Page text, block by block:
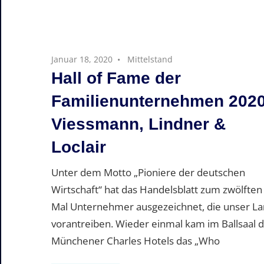
Januar 18, 2020 Mittelstand
Hall of Fame der
Familienunternehmen
Viessmann, Lindner &
Loclair
Unter dem Motto „Pioniere der deutschen
Wirtschaft“ hat das Handelsblatt zum zwölften
Mal Unternehmer ausgezeichnet, die unser
vorantreiben. Wieder einmal kam im Ballsaal
Münchener Charles Hotels das „Who